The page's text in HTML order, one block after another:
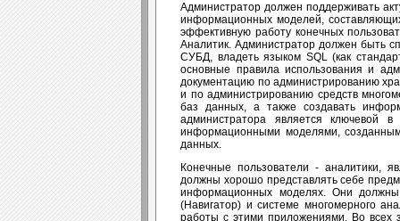
Администратор должен поддерживать
информационных моделей,
эффективную работу конечных
Аналитик. Администратор должен быть
СУБД, владеть языком SQL (как
основные правила использования и
документацию по администрированию
и по администрированию средств
баз данных, а также создавать
администратора является ключевой
информационными моделями,
данных.
Конечные пользователи - аналитики,
должны хорошо представлять себе
информационных моделях. Они должны
(Навигатор) и системе многомерного
работы с этими приложениями. Во всех